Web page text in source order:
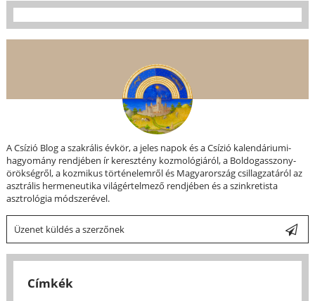
A Csízió Blog a szakrális évkör, a jeles napok és a Csízió kalendáriumi-
hagyomány rendjében ír keresztény kozmológiáról, a Boldogasszony-
örökségről, a kozmikus történelemről és Magyarország csillagzatáról az
asztrális hermeneutika világértelmező rendjében és a szinkretista
asztrológia módszerével.
Üzenet küldés a szerzőnek
Címkék